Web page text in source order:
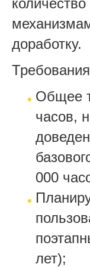
доработку.
Общее
часов,
000
лет);